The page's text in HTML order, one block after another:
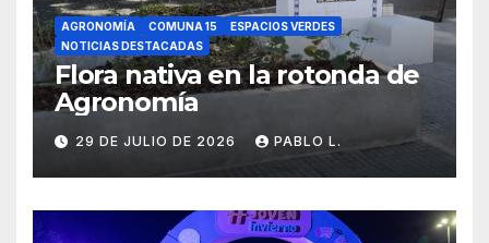
AGRONOMÍA COMUNA 15
ESPACIOS VERDES
NOTICIAS DESTACADAS
Flora nativa en la rotonda de
Agronomía
29 DE JULIO DE 2026 PABLO L.